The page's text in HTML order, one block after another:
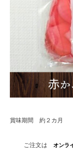
賞味期間 約２カ月
ご注文は オンラ